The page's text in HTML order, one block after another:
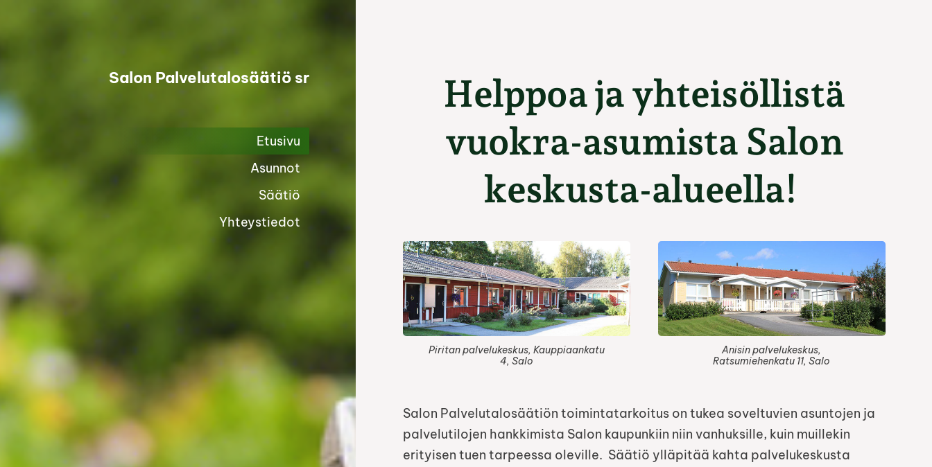
Salon Palvelutalosäätiö sr
Etusivu
Asunnot
Säätiö
Yhteystiedot
Helppoa ja yhteisöllistä
vuokra-asumista Salon
keskusta-alueella!
Piritan palvelukeskus, Kauppiaankatu
4, Salo
Anisin palvelukeskus,
Ratsumiehenkatu 11, Salo
Salon Palvelutalosäätiön toimintatarkoitus on tukea soveltuvien asuntojen ja
palvelutilojen hankkimista Salon kaupunkiin niin vanhuksille, kuin muillekin
erityisen tuen tarpeessa oleville. Säätiö ylläpitää kahta palvelukeskusta